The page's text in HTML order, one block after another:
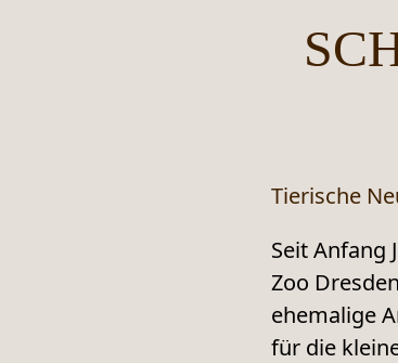
Tierische
Seit Anfang
Zoo
ehemalige
für die